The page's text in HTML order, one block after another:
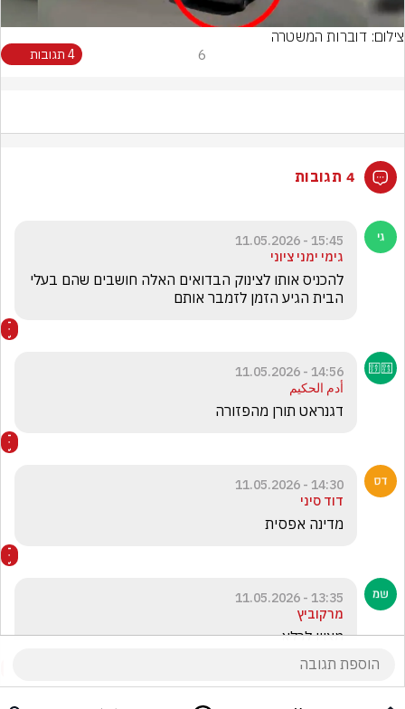
צילום: דוברות המשטרה
6 4 תגובות
4 תגובות
15:45 - 11.05.2026
גימי ימני ציוני
הבית הגיע הזמן לזמבר אותם
14:56 - 11.05.2026
أدم الحكيم
דגנראט תורן מהפזורה
14:30 - 11.05.2026
דוד סיני
מדינה אפסית
13:35 - 11.05.2026
מרקוביץ
מצוין לכלא